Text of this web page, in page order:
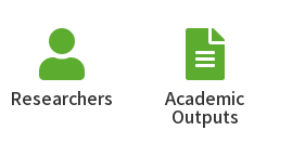
Researchers Academic
Outputs